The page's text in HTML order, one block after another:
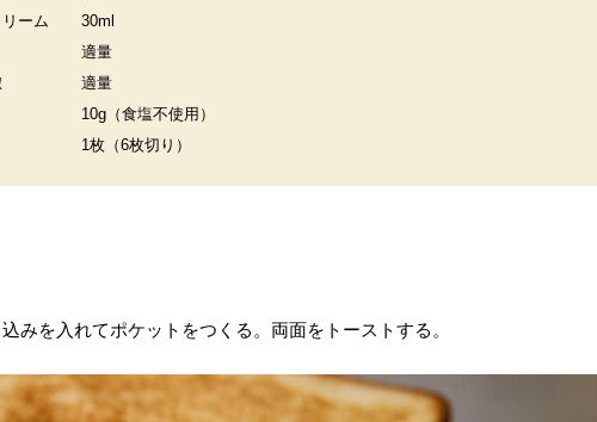
ーム
30ml
適量
適量
10g（食塩不使用）
1枚（6枚切り）
みを入れてポケットをつくる。両面をトーストする。